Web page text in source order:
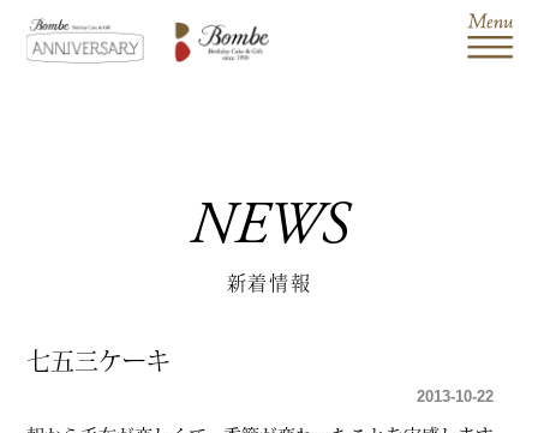
NEWS
新着情報
七五三ケーキ
2013-10-22